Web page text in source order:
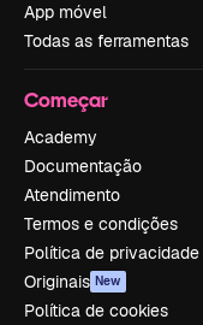
App móvel
Todas as ferramentas
Começar
Academy
Documentação
Atendimento
Termos e condições
Política de privacidade
Originais New
Política de cookies